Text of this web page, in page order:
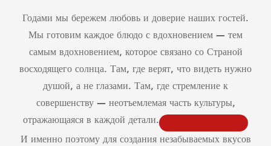
Годами мы бережем любовь и доверие наших гостей.
Мы готовим каждое блюдо с вдохновением — тем
самым вдохновением, которое связано со Страной
восходящего солнца. Там, где верят, что видеть нужно
душой, а не глазами. Там, где стремление к
совершенству — неотъемлемая часть культуры,
отражающаяся в каждой детали.
И именно поэтому для создания незабываемых вкусов